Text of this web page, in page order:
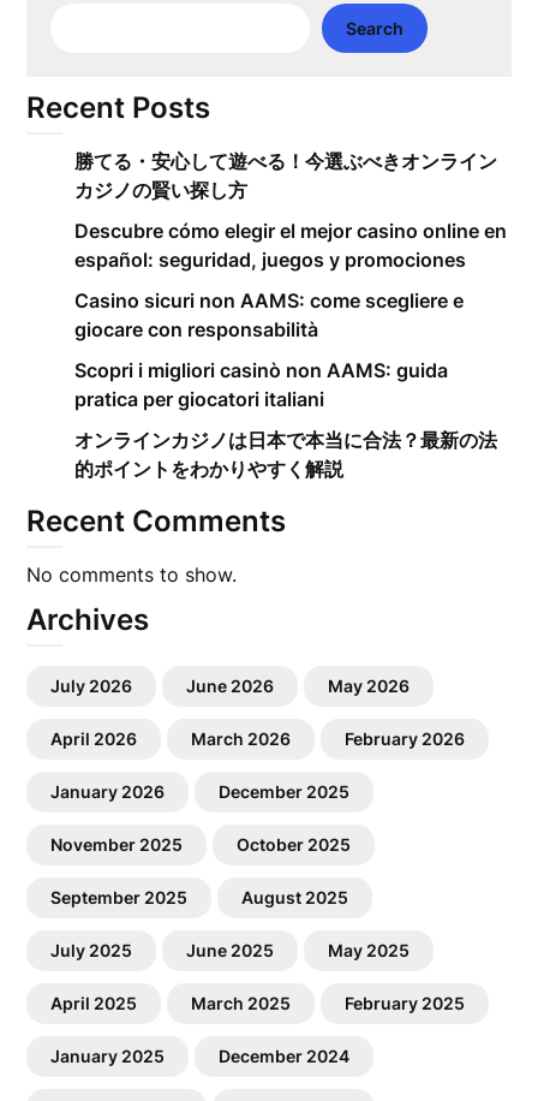
Search
Recent Posts
勝てる・安心して遊べる！今選ぶべきオンライン
カジノの賢い探し方
Descubre cómo elegir el mejor casino online en
español: seguridad, juegos y promociones
Casino sicuri non AAMS: come scegliere e
giocare con responsabilità
Scopri i migliori casinò non AAMS: guida
pratica per giocatori italiani
オンラインカジノは日本で本当に合法？最新の法
的ポイントをわかりやすく解説
Recent Comments
No comments to show.
Archives
July 2026 June 2026 May 2026
April 2026 March 2026 February 2026
January 2026 December 2025
November 2025 October 2025
September 2025 August 2025
July 2025 June 2025 May 2025
April 2025 March 2025 February 2025
January 2025 December 2024